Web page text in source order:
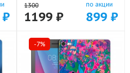
22522
1300
1199 ₽
по акции
899 ₽
-7%